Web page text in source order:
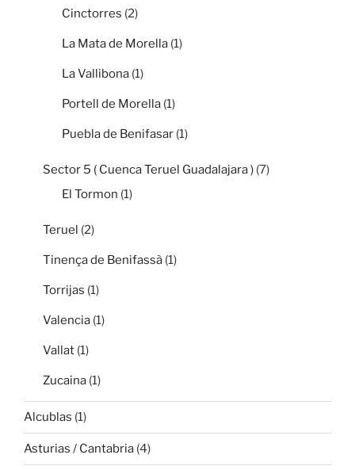
Cinctorres (2)
La Mata de Morella (1)
La Vallibona (1)
Portell de Morella (1)
Puebla de Benifasar (1)
Sector 5 ( Cuenca Teruel Guadalajara ) (7)
El Tormon (1)
Teruel (2)
Tinença de Benifassà (1)
Torrijas (1)
Valencia (1)
Vallat (1)
Zucaina (1)
Alcublas (1)
Asturias / Cantabria (4)